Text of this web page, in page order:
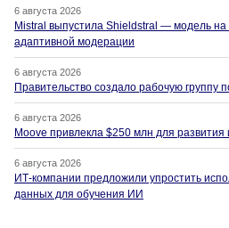
6 августа 2026
Mistral выпустила Shieldstral — модель
адаптивной модерации
6 августа 2026
Правительство создало рабочую группу
6 августа 2026
Moove привлекла $250 млн для
6 августа 2026
ИТ-компании предложили упростить
данных для обучения ИИ